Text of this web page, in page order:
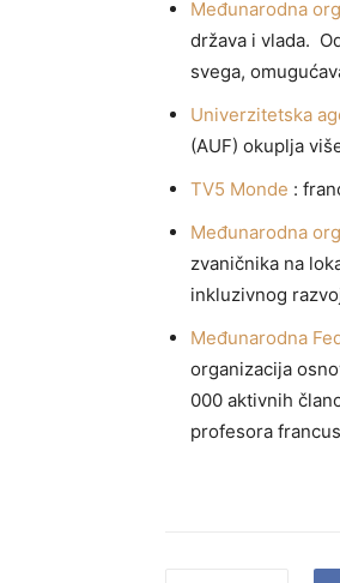
Međunarodna
država i vlada.
svega,
Univerzitetska
(AUF) okuplja
TV5 Monde :
Međunarodna
zvaničnika na
inkluzivnog
Međunarodna
organizacija
000 aktivnih
profesora